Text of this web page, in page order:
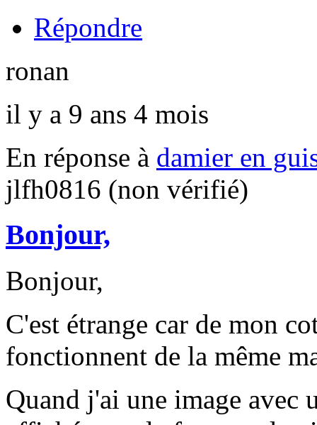
Répondre
ronan
il y a 9 ans 4 mois
En réponse à damier en
jlfh0816 (non vérifié)
Bonjour,
Bonjour,
C'est étrange car de mon
fonctionnent de la même
Quand j'ai une image avec